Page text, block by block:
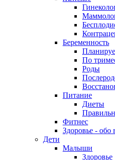
Беременность
По
Роды
Питание
Диеты
Фитнес
Здоровье - обо
Дети
Малыши
Здоровье